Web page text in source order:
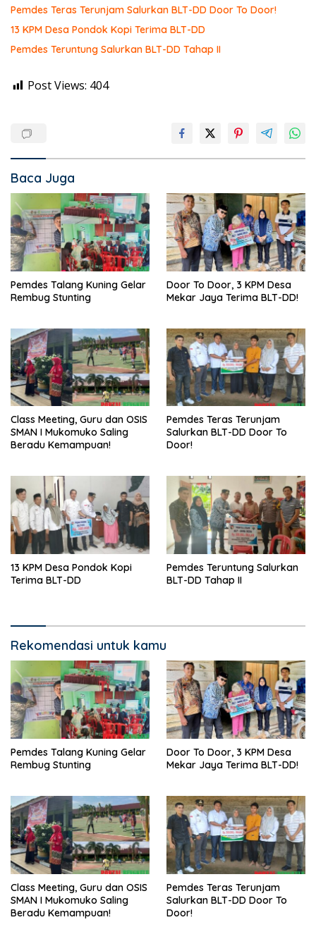
Pemdes Teras Terunjam Salurkan BLT-DD Door To Door!
13 KPM Desa Pondok Kopi Terima BLT-DD
Pemdes Teruntung Salurkan BLT-DD Tahap II
Post Views: 404
Baca Juga
Pemdes Talang Kuning Gelar
Rembug Stunting
Door To Door, 3 KPM Desa
Mekar Jaya Terima BLT-DD!
Class Meeting, Guru dan OSIS
SMAN I Mukomuko Saling
Beradu Kemampuan!
Pemdes Teras Terunjam
Salurkan BLT-DD Door To
Door!
13 KPM Desa Pondok Kopi
Terima BLT-DD
Pemdes Teruntung Salurkan
BLT-DD Tahap II
Rekomendasi untuk kamu
Pemdes Talang Kuning Gelar
Rembug Stunting
Door To Door, 3 KPM Desa
Mekar Jaya Terima BLT-DD!
Class Meeting, Guru dan OSIS
SMAN I Mukomuko Saling
Beradu Kemampuan!
Pemdes Teras Terunjam
Salurkan BLT-DD Door To
Door!